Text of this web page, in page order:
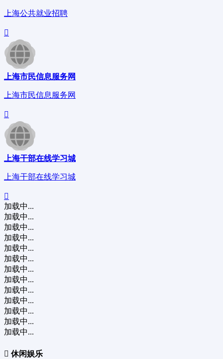
上海公共就业招聘
上海市民信息服务网
上海市民信息服务网
上海干部在线学习城
上海干部在线学习城
加载中...
加载中...
加载中...
加载中...
加载中...
加载中...
加载中...
加载中...
加载中...
加载中...
加载中...
加载中...
加载中...
休闲娱乐